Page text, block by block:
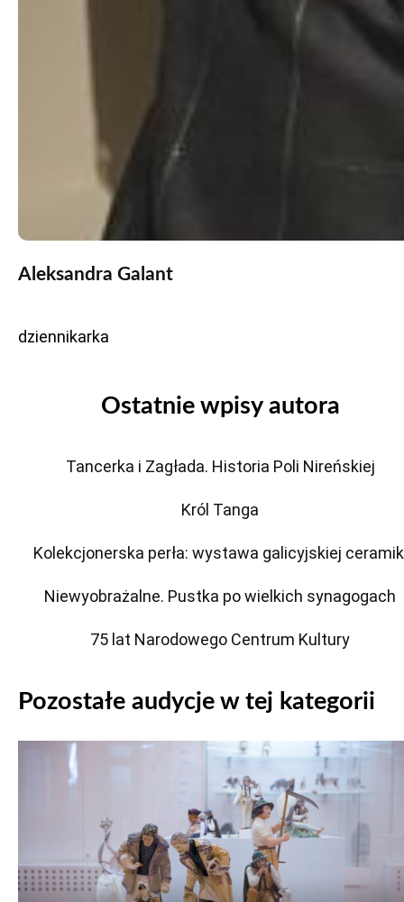
Aleksandra Galant
dziennikarka
Ostatnie wpisy autora
Tancerka i Zagłada. Historia Poli Nireńskiej
Król Tanga
Kolekcjonerska perła: wystawa galicyjskiej
Niewyobrażalne. Pustka po wielkich synagogach
75 lat Narodowego Centrum Kultury
Pozostałe audycje w tej kategorii
Odtwarzacz